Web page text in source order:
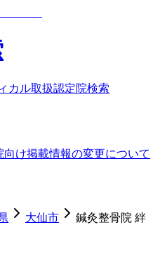
カル取扱認定院検索
向け掲載情報の変更について
大仙市
鍼灸整骨院 絆